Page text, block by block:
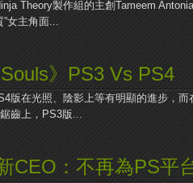
Theory製作組的主創Tameem
”女主角面...
Souls》PS3 Vs PS4
版在光照、陰影上等有明顯的進步，
齒上，PS3版...
CEO：不再為PS平